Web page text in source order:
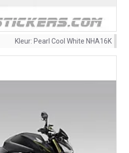
Kleur: Pearl Cool White NHA16K